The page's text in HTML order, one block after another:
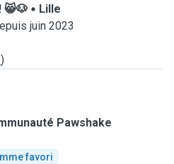
😸🐶
Lille
juin 2023
)
Pawshake
favori